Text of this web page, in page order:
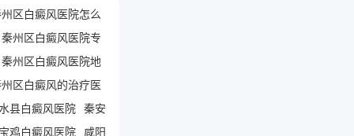
区白癜风医院怎么
秦州区白癜风医院专
秦州区白癜风医院地
区白癜风的治疗医
县白癜风医院 秦安
鸡白癜风医院 咸阳